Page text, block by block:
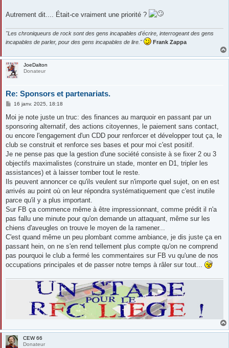
Autrement dit.... Était-ce vraiment une priorité ?
"Les chroniqueurs de rock sont des gens incapables d'écrire, interrogeant des gens
incapables de parler, pour des gens incapables de lire."
Frank Zappa
JoeDalton
Donateur
Re: Sponsors et partenariats.
M
s
a
g
16 janv. 2025, 18:18
Moi je note juste un truc: des finances au marquoir en passant par un
sponsoring alternatif, des actions citoyennes, le paiement sans contact,
ou encore l'engagement d'un CDD pour renforcer et développer tout ça, le
club se construit et renforce ses bases et pour moi c'est positif.
Je ne pense pas que la gestion d'une société consiste à se fixer 2 ou 3
objectifs maximalistes (construire un stade, monter en D1, tripler les
assistances) et à laisser tomber tout le reste.
Ils peuvent annoncer ce qu'ils veulent sur n'importe quel sujet, on en est
arrivés au point où on leur répondra systématiquement que c'est inutile
parce qu'il y a plus important.
Sur FB ça commence même à être impressionnant, comme prédit il n'a
pas fallu une minute pour qu'on demande un attaquant, même sur les
chiens d'aveugles on trouve le moyen de la ramener...
C'est quand même un peu plombant comme ambiance, je dis juste ça en
passant hein, on ne s'en rend tellement plus compte qu'on ne comprend
pas pourquoi le club a fermé les commentaires sur FB vu qu'une de nos
occupations principales et de passer notre temps à râler sur tout...
CEW 66
Donateur